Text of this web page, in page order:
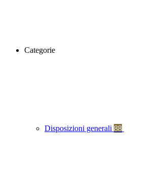
Categorie
Disposizioni generali 88